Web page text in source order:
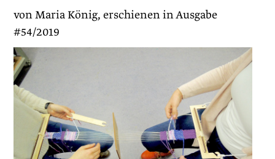
von Maria König, erschienen in Ausgabe
#54/2019